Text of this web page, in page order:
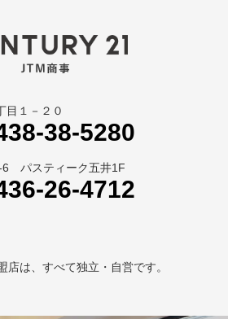
目１－２０
38-5280
6 パスティーク五井1F
26-4712
は、すべて独立・自営です。